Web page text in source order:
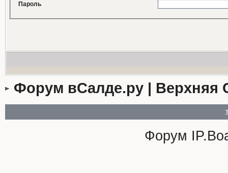
Пароль
Форум вСалде.ру | Верхняя
Форум